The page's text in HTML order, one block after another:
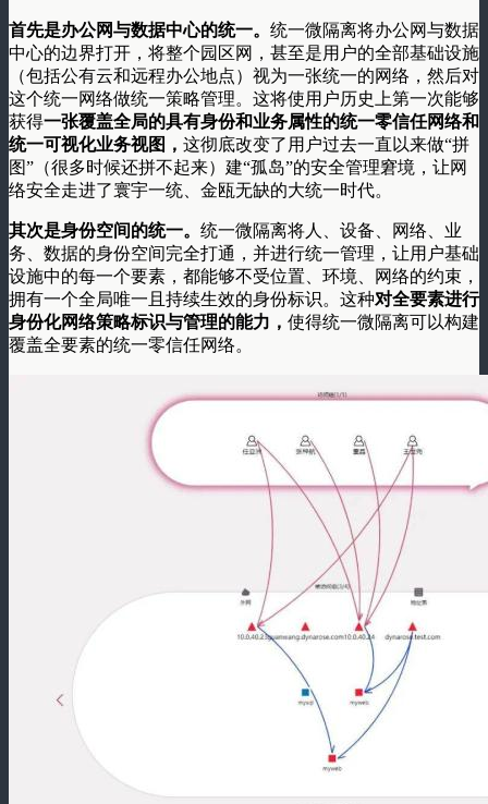
首先是办公网与数据中心的统一。 统一微隔离将办公网与数据
中心的边界打开，将整个园区网，甚至是用户的全部基础设施
（包括公有云和远程办公地点）视为一张统一的网络，然后对
这个统一网络做统一策略管理。这将使用户历史上第一次能够
获得一张覆盖全局的具有身份和业务属性的统一零信任网络和
统一可视化业务视图， 这彻底改变了用户过去一直以来做“拼
图”（很多时候还拼不起来）建“孤岛”的安全管理窘境，让网
络安全走进了寰宇一统、金瓯无缺的大统一时代。
其次是身份空间的统一。 统一微隔离将人、设备、网络、业
务、数据的身份空间完全打通，并进行统一管理，让用户基础
设施中的每一个要素，都能够不受位置、环境、网络的约束，
拥有一个全局唯一且持续生效的身份标识。这种对全要素进行
身份化网络策略标识与管理的能力， 使得统一微隔离可以构建
覆盖全要素的统一零信任网络。